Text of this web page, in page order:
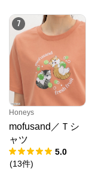
7
Honeys
mofusand／Ｔシ
ャツ
5.0
(13件)